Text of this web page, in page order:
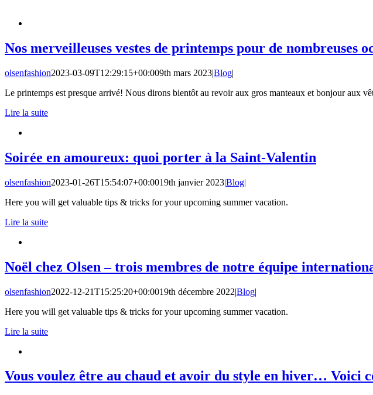
Nos merveilleuses vestes de printemps pour de nombreuses
olsenfashion2023-03-09T12:29:15+00:009th mars 2023|Blog|
Le printemps est presque arrivé! Nous dirons bientôt au revoir aux gros manteaux et bonjour aux
Lire la suite
Soirée en amoureux: quoi porter à la Saint-Valentin
olsenfashion2023-01-26T15:54:07+00:0019th janvier 2023|Blog|
Here you will get valuable tips & tricks for your upcoming summer vacation.
Lire la suite
Noël chez Olsen – trois membres de notre équipe
olsenfashion2022-12-21T15:25:20+00:0019th décembre 2022|Blog|
Here you will get valuable tips & tricks for your upcoming summer vacation.
Lire la suite
Vous voulez être au chaud et avoir du style en hiver… Voici